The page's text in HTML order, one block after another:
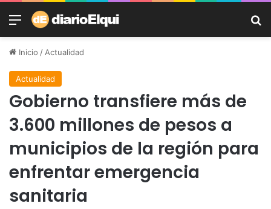
Menú
Inicio /Actualidad
Actualidad
Gobierno transfiere más de
3.600 millones de pesos a
municipios de la región para
enfrentar emergencia
sanitaria